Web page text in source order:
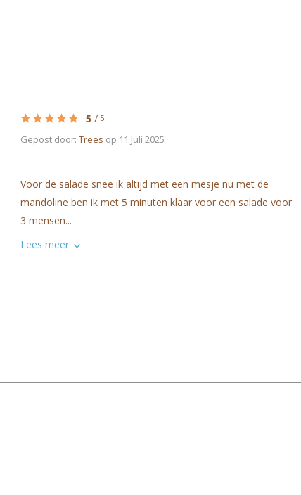
5 / 5
Gepost door: Trees op 11 Juli 2025
Voor de salade snee ik altijd met een mesje nu met de
mandoline ben ik met 5 minuten klaar voor een salade voor
3 mensen...
Lees meer